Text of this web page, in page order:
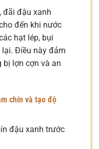
đãi đậu xanh
đến khi nước
hạt lép, bụi
lại. Điều này đảm
bị lợn cợn và an
chín và tạo độ
đậu xanh trước